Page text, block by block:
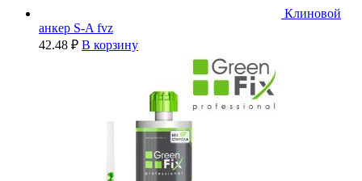
Клиновой
анкер S-A fvz
42.48 ₽ В корзину